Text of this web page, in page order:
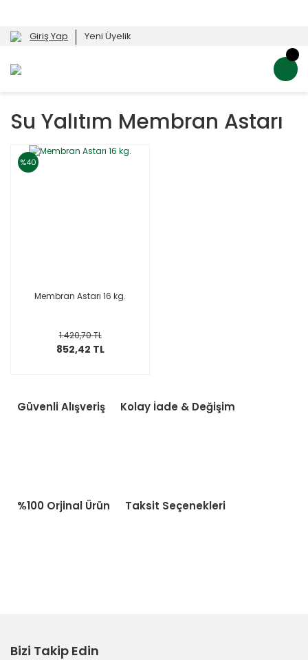
Giriş Yap Yeni Üyelik
Su Yalıtım Membran Astarı
%40
Membran Astarı 16 kg.
1.420,70 TL
852,42 TL
Güvenli Alışveriş Kolay İade & Değişim
%100 Orjinal Ürün Taksit Seçenekleri
Bizi Takip Edin